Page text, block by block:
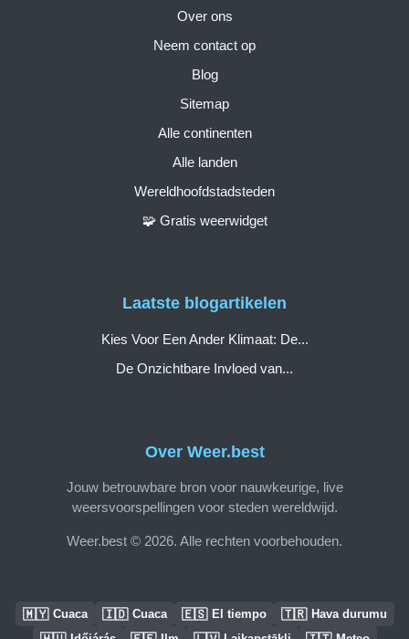
Over Weer.best
Jouw betrouwbare bron voor nauwkeurige, live
weersvoorspellingen voor steden wereldwijd.
Weer.best © 2026. Alle rechten voorbehouden.
Over ons
Neem contact op
Blog
Sitemap
Alle continenten
Alle landen
Wereldhoofdstadsteden
🧩 Gratis weerwidget
Laatste blogartikelen
Kies Voor Een Ander Klimaat: De...
De Onzichtbare Invloed van...
🇲🇾 Cuaca 🇮🇩 Cuaca 🇪🇸 El tiempo 🇹🇷 Hava durumu